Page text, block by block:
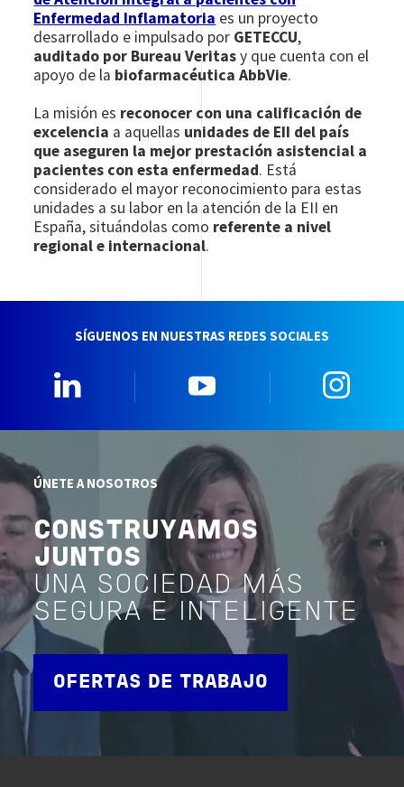
Enfermedad Inflamatoria es un proyecto
desarrollado e impulsado por GETECCU,
auditado por Bureau Veritasy que cuenta con el
apoyo de la biofarmacéutica AbbVie.
La misión es reconocer con una calificación de
excelencia a aquellas unidades de EII del país
que aseguren la mejor prestación asistencial a
pacientes con esta enfermedad. Está
considerado el mayor reconocimiento para estas
unidades a su labor en la atención de la EII en
España, situándolas como referente a nivel
regional e internacional.
SÍGUENOS EN NUESTRAS REDES SOCIALES
ÚNETE A NOSOTROS
CONSTRUYAMOS
JUNTOS
UNA SOCIEDAD MÁS
SEGURA E INTELIGENTE
OFERTAS DE TRABAJO